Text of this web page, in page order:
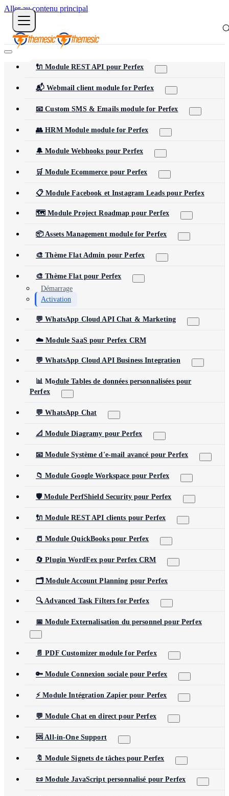
Aller au contenu principal
🔌 Module REST API pour Perfex
📬 Webmail client module for Perfex
📧 Custom SMS & Emails module for Perfex
👥 HRM Module module for Perfex
🔔 Module Webhooks pour Perfex
🛒 Module Ecommerce pour Perfex
📋 Module Facebook et Instagram Leads pour Perfex
🗺️ Module Project Roadmap pour Perfex
📦 Assets Management module for Perfex
🎨 Thème Flat Admin pour Perfex
🎨 Thème Flat pour Perfex
Démarrage
Activation
💬 WhatsApp Cloud API Chat & Marketing
☁️ Module SaaS pour Perfex CRM
💬 WhatsApp Cloud API Business Integration
📊 Module Tables de données personnalisées pour
Perfex
💬 WhatsApp Chat
📐 Module Diagramy pour Perfex
📧 Module Système d'e-mail avancé pour Perfex
📁 Module Google Workspace pour Perfex
🛡️ Module PerfShield Security pour Perfex
🔌 Module REST API clients pour Perfex
📒 Module QuickBooks pour Perfex
🔄 Plugin WordFex pour Perfex CRM
🗂️ Module Account Planning pour Perfex
🔍 Advanced Task Filters for Perfex
📅 Module Externalisation du personnel pour Perfex
📄 PDF Customizer module for Perfex
🔑 Module Connexion sociale pour Perfex
⚡ Module Intégration Zapier pour Perfex
💬 Module Chat en direct pour Perfex
🆘 All-in-One Support
🔖 Module Signets de tâches pour Perfex
📜 Module JavaScript personnalisé pour Perfex